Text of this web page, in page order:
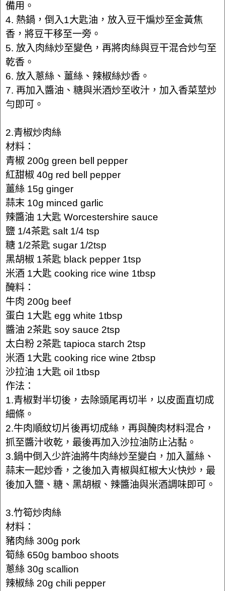
備用。
4. 熱鍋，倒入1大匙油，放入豆干煸炒至金黃焦
香，將豆干移至一旁。
5. 放入肉絲炒至變色，再將肉絲與豆干混合炒勻至
乾香。
6. 放入蔥絲、薑絲、辣椒絲炒香。
7. 再加入醬油、糖與米酒炒至收汁，加入香菜莖炒
勻即可。
2.青椒炒肉絲
材料：
青椒 200g green bell pepper
紅甜椒 40g red bell pepper
薑絲 15g ginger
蒜末 10g minced garlic
辣醬油 1大匙 Worcestershire sauce
鹽 1/4茶匙 salt 1/4 tsp
糖 1/2茶匙 sugar 1/2tsp
黑胡椒 1茶匙 black pepper 1tsp
米酒 1大匙 cooking rice wine 1tbsp
醃料：
牛肉 200g beef
蛋白 1大匙 egg white 1tbsp
醬油 2茶匙 soy sauce 2tsp
太白粉 2茶匙 tapioca starch 2tsp
米酒 1大匙 cooking rice wine 2tbsp
沙拉油 1大匙 oil 1tbsp
作法：
1.青椒對半切後，去除頭尾再切半，以皮面直切成
細條。
2.牛肉順紋切片後再切成絲，再與醃肉材料混合，
抓至醬汁收乾，最後再加入沙拉油防止沾黏。
3.鍋中倒入少許油將牛肉絲炒至變白，加入薑絲、
蒜末一起炒香，之後加入青椒與紅椒大火快炒，最
後加入鹽、糖、黑胡椒、辣醬油與米酒調味即可。
3.竹筍炒肉絲
材料：
豬肉絲 300g pork
筍絲 650g bamboo shoots
蔥絲 30g scallion
辣椒絲 20g chili pepper